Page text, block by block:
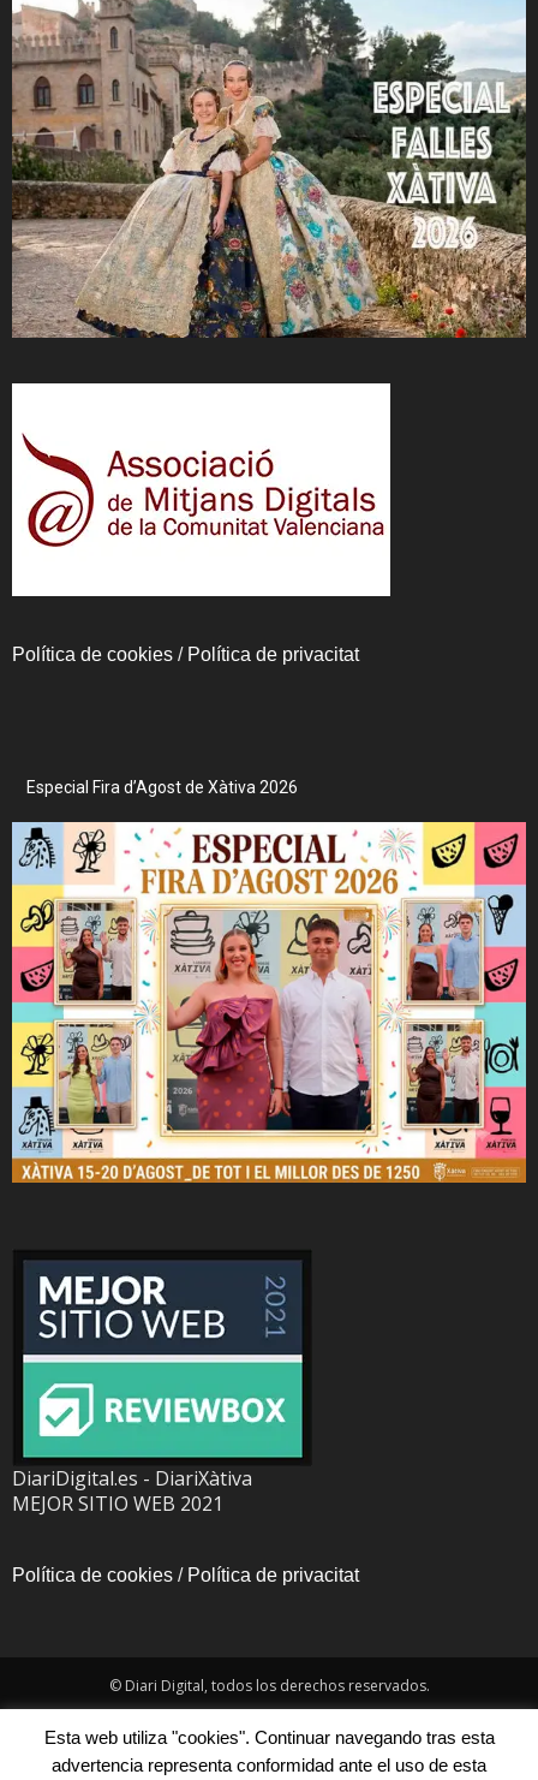
Política de cookies / Política de privacitat
Especial Fira d’Agost de Xàtiva 2026
DiariDigital.es - DiariXàtiva
MEJOR SITIO WEB 2021
Política de cookies / Política de privacitat
© Diari Digital, todos los derechos reservados.
Esta web utiliza "cookies". Continuar navegando tras esta
advertencia representa conformidad ante el uso de esta